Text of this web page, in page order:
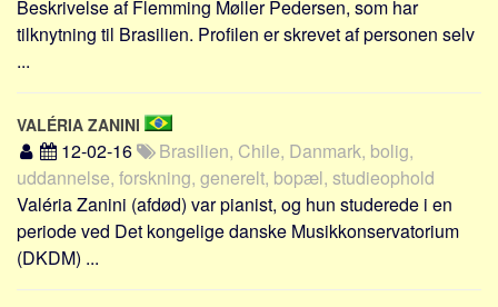
Beskrivelse af Flemming Møller Pedersen, som har
tilknytning til Brasilien. Profilen er skrevet af personen selv
...
VALÉRIA ZANINI
12-02-16
Brasilien, Chile, Danmark, bolig,
uddannelse, forskning, generelt, bopæl, studieophold
Valéria Zanini (afdød) var pianist, og hun studerede i en
periode ved Det kongelige danske Musikkonservatorium
(DKDM) ...